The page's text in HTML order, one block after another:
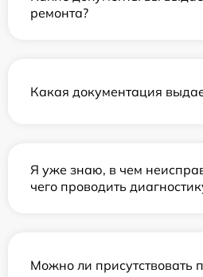
ремонта?
Какая документация
Я уже знаю, в чем
чего проводить
Можно ли присутствовать